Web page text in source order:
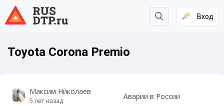
Вход
Toyota Corona Premio
Максим Николаев
5 лет назад Аварии в России